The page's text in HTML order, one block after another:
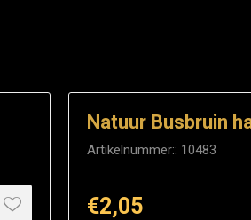
Natuur Busbruin
Artikelnummer:: 10483
€2,05